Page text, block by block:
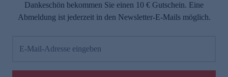
Dankeschön bekommen Sie einen 10 € Gutschein. Eine
Abmeldung ist jederzeit in den Newsletter-E-Mails möglich.
E-Mail-Adresse eingeben